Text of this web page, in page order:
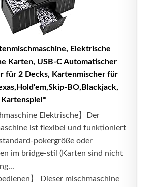
Elektrische
Karten, USB-C Automatischer
für 2 Decks, Kartenmischer für
BO,Blackjack,
Kartenspiel*
Elektrische】Der
ist flexibel und funktioniert
pokergröße oder
im bridge-stil (Karten sind nicht
】 Dieser mischmaschine